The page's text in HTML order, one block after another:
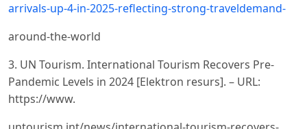
arrivals-up-4-in-2025-reflecting-strong-traveldemand-
around-the-world
3. UN Tourism. International Tourism Recovers Pre-
Pandemic Levels in 2024 [Elektron resurs]. – URL:
https://www.